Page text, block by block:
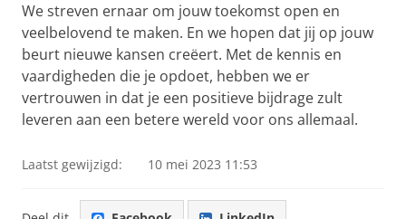
We streven ernaar om jouw toekomst open en
veelbelovend te maken. En we hopen dat jij op jouw
beurt nieuwe kansen creëert. Met de kennis en
vaardigheden die je opdoet, hebben we er
vertrouwen in dat je een positieve bijdrage zult
leveren aan een betere wereld voor ons allemaal.
Laatst gewijzigd: 10 mei 2023 11:53